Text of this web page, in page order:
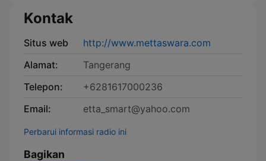
Kontak
Situs web
http://www.mettaswara.com
Alamat:
Tangerang
Telepon:
+6281617000236
Email:
etta_smart@yahoo.com
Perbarui informasi radio ini
Bagikan